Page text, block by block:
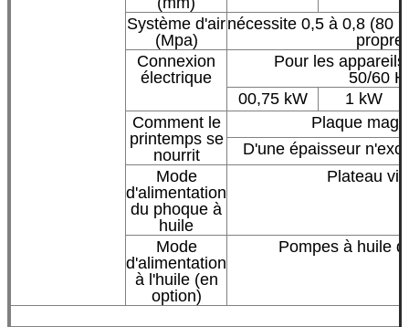
Système d'air
(Mpa)
nécessite 0,5 à 0,8 (80
propre;
Connexion
électrique
Pour les
50/60
00,75 kW
1 kW
Comment le
printemps se
nourrit
Plaque
D'une épaisseur
Mode
d'alimentation
du phoque à
huile
Plateau
Mode
d'alimentation
à l'huile (en
option)
Pompes à huile